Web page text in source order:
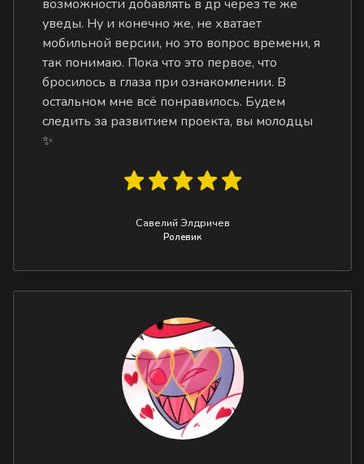
возможности добавлять в др через те же
уведы. Ну и конечно же, не хватает
мобильной версии, но это вопрос времени, я
так понимаю. Пока что это первое, что
бросилось в глаза при ознакомлении. В
остальном мне всё понравилось. Будем
следить за развитием проекта, вы молодцы
✨
Савелий Элдричев
Ролевик